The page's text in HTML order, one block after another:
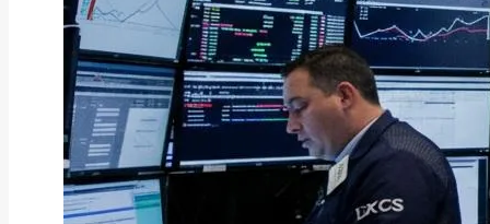
ファクタリング
ファクタリングとは？仕組み・メ
リット・注意点と...